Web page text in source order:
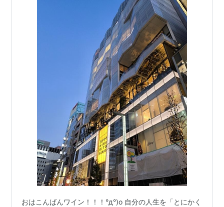
おはこんばんワイン！！！°д°)o 自分の人生を「とにかく